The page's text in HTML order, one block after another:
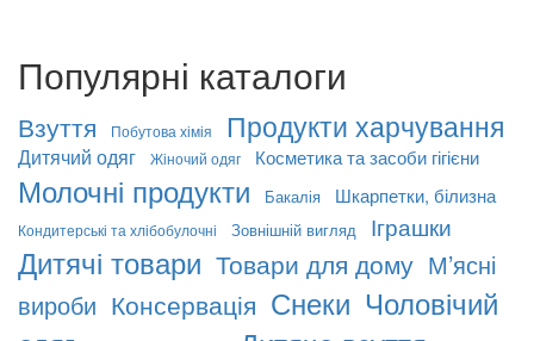
Популярні каталоги
Взуття Побутова хімія Продукти харчування
Дитячий одяг Жіночий одяг Косметика та засоби гігієни
Молочні продукти Бакалія Шкарпетки, білизна
Кондитерські та хлібобулочні Зовнішній вигляд Іграшки
Дитячі товари Товари для дому М’ясні
вироби Консервація Снеки Чоловічий